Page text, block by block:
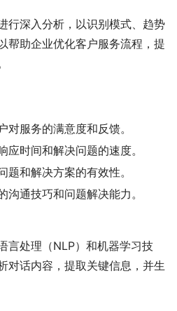
行深入分析，以识别模式、趋势
帮助企业优化客户服务流程，提
对服务的满意度和反馈。
应时间和解决问题的速度。
题和解决方案的有效性。
沟通技巧和问题解决能力。
言处理（NLP）和机器学习技
对话内容，提取关键信息，并生